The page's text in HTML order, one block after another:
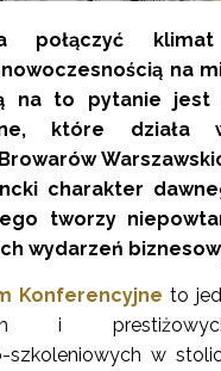
połączyć klimat
na
na to pytanie jest
które działa
charakter
tworzy
wydarzeń
Konferencyjne to
i
szkoleniowych w